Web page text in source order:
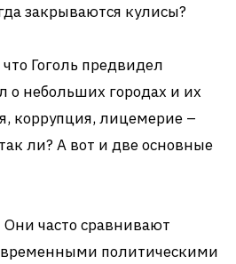
закрываются кулисы?
Гоголь предвидел
о небольших городах и их
коррупция, лицемерие –
ли? А вот и две основные
Они часто сравнивают
политическими